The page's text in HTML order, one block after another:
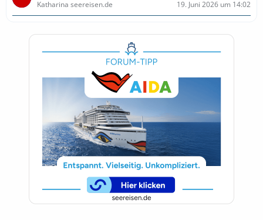
Katharina seereisen.de 19. Juni 2026 um 14:02